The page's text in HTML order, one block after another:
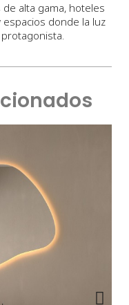
alta gama, hoteles
donde la luz